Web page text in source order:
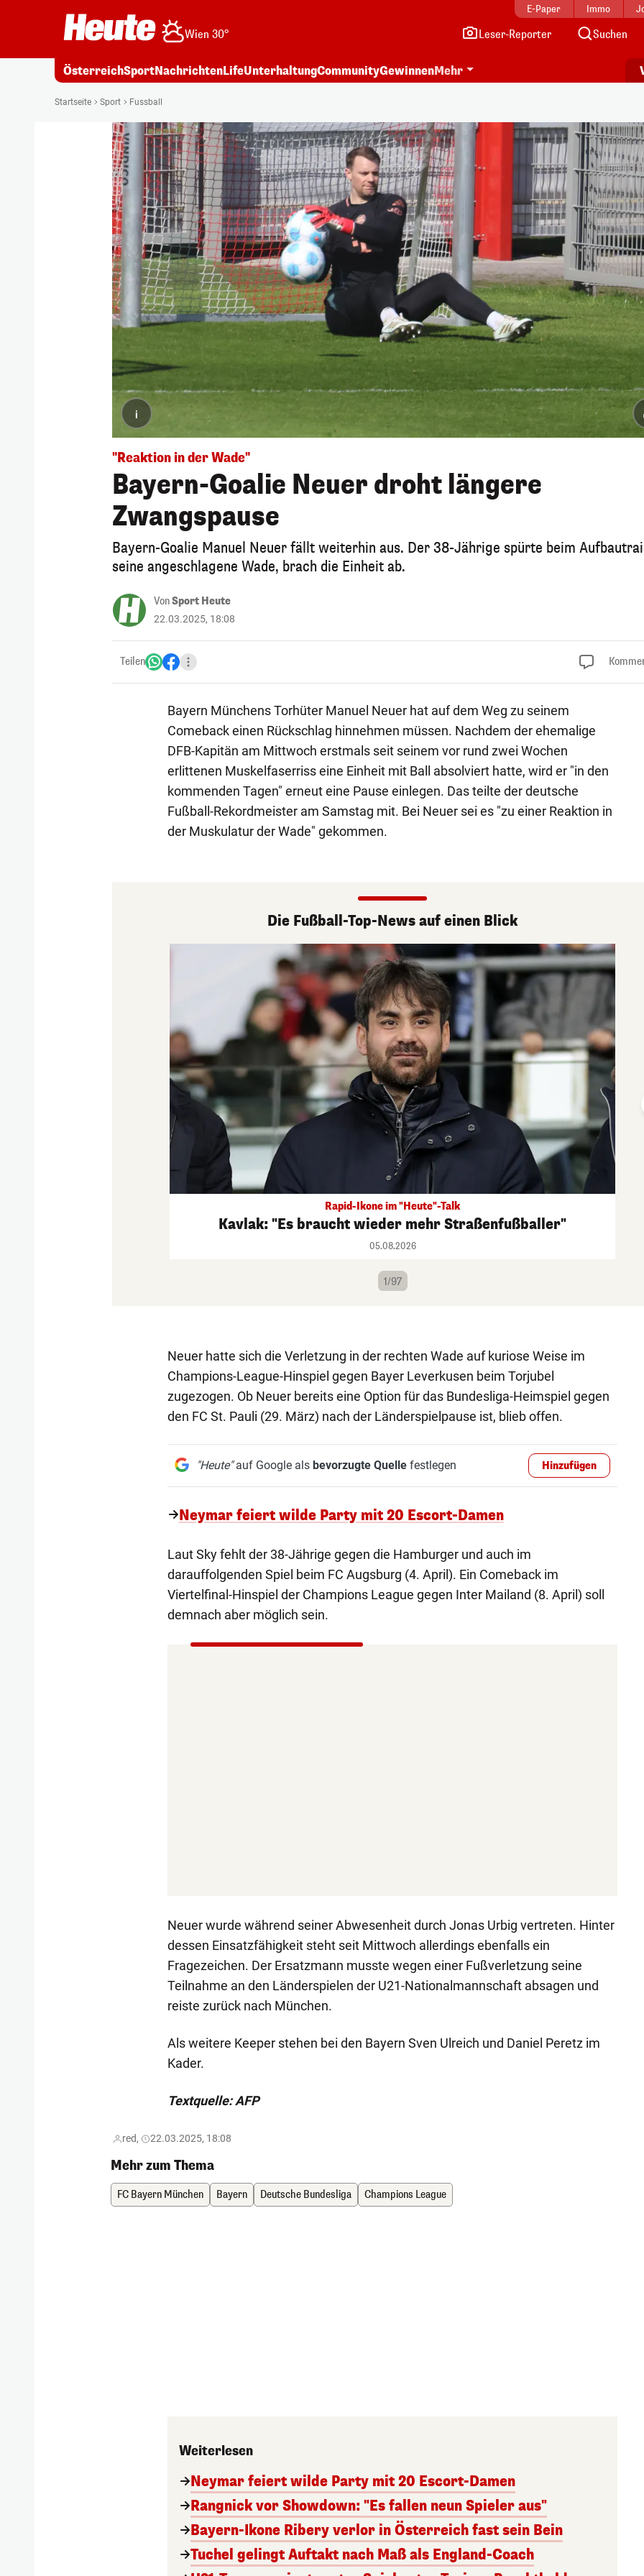
E-Paper Immo
Wien 30° Leser-Reporter Suchen
ÖsterreichSportNachrichtenLifeUnterhaltungCommunityGewinnenMehr
Startseite Sport Fussball
i
"Reaktion in der Wade"
Bayern-Goalie Neuer droht längere
Zwangspause
Bayern-Goalie Manuel Neuer fällt weiterhin aus. Der 38-Jährige spürte beim
seine angeschlagene Wade, brach die Einheit ab.
VonSport Heute
22.03.2025, 18:08
Teilen
Bayern Münchens Torhüter Manuel Neuer hat auf dem Weg zu seinem
Comeback einen Rückschlag hinnehmen müssen. Nachdem der ehemalige
DFB-Kapitän am Mittwoch erstmals seit seinem vor rund zwei Wochen
erlittenen Muskelfaserriss eine Einheit mit Ball absolviert hatte, wird er "in den
kommenden Tagen" erneut eine Pause einlegen. Das teilte der deutsche
Fußball-Rekordmeister am Samstag mit. Bei Neuer sei es "zu einer Reaktion in
der Muskulatur der Wade" gekommen.
Die Fußball-Top-News auf einen Blick
Rapid-Ikone im "Heute"-Talk
Kavlak: "Es braucht wieder mehr Straßenfußballer"
05.08.2026
1/97
Neuer hatte sich die Verletzung in der rechten Wade auf kuriose Weise im
Champions-League-Hinspiel gegen Bayer Leverkusen beim Torjubel
zugezogen. Ob Neuer bereits eine Option für das Bundesliga-Heimspiel gegen
den FC St. Pauli (29. März) nach der Länderspielpause ist, blieb offen.
"Heute"auf Google als bevorzugte Quellefestlegen Hinzufügen
Neymar feiert wilde Party mit 20 Escort-Damen
Laut Sky fehlt der 38-Jährige gegen die Hamburger und auch im
darauffolgenden Spiel beim FC Augsburg (4. April). Ein Comeback im
Viertelfinal-Hinspiel der Champions League gegen Inter Mailand (8. April) soll
demnach aber möglich sein.
Neuer wurde während seiner Abwesenheit durch Jonas Urbig vertreten. Hinter
dessen Einsatzfähigkeit steht seit Mittwoch allerdings ebenfalls ein
Fragezeichen. Der Ersatzmann musste wegen einer Fußverletzung seine
Teilnahme an den Länderspielen der U21-Nationalmannschaft absagen und
reiste zurück nach München.
Als weitere Keeper stehen bei den Bayern Sven Ulreich und Daniel Peretz im
Kader.
Textquelle: AFP
red, 22.03.2025, 18:08
Mehr zum Thema
FC Bayern München Bayern Deutsche Bundesliga Champions League
Weiterlesen
Neymar feiert wilde Party mit 20 Escort-Damen
Rangnick vor Showdown: "Es fallen neun Spieler aus"
Bayern-Ikone Ribery verlor in Österreich fast sein Bein
Tuchel gelingt Auftakt nach Maß als England-Coach